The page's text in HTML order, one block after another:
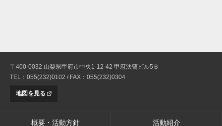
〒400-0032 山梨県甲府市中央1-12-42 甲府法曹ビル5Ｂ
TEL：055(232)0102 / FAX：055(232)0304
地図を見る
概要・活動方針 活動紹介